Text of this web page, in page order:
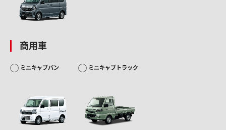
商用車
ミニキャブバン ミニキャブトラック